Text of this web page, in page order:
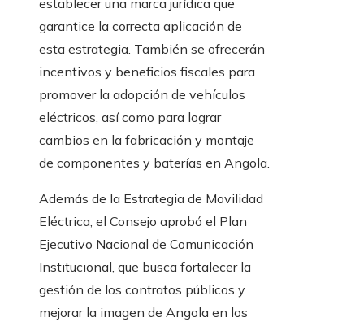
establecer una marca jurídica que
garantice la correcta aplicación de
esta estrategia. También se ofrecerán
incentivos y beneficios fiscales para
promover la adopción de vehículos
eléctricos, así como para lograr
cambios en la fabricación y montaje
de componentes y baterías en Angola.
Además de la Estrategia de Movilidad
Eléctrica, el Consejo aprobó el Plan
Ejecutivo Nacional de Comunicación
Institucional, que busca fortalecer la
gestión de los contratos públicos y
mejorar la imagen de Angola en los